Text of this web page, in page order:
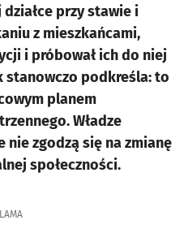
przy stawie i
z mieszkańcami,
i próbował ich do niej
stanowczo podkreśla: to
planem
Władze
nie zgodzą się na zmianę
społeczności.